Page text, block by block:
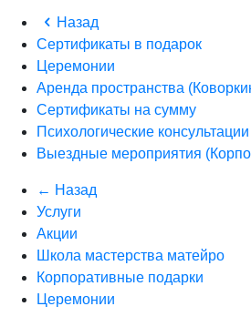
Назад
Сертификаты в подарок
Церемонии
Аренда пространства
Сертификаты на сумму
Психологические консультации
Выездные мероприятия
← Назад
Услуги
Акции
Школа мастерства матейро
Корпоративные подарки
Церемонии